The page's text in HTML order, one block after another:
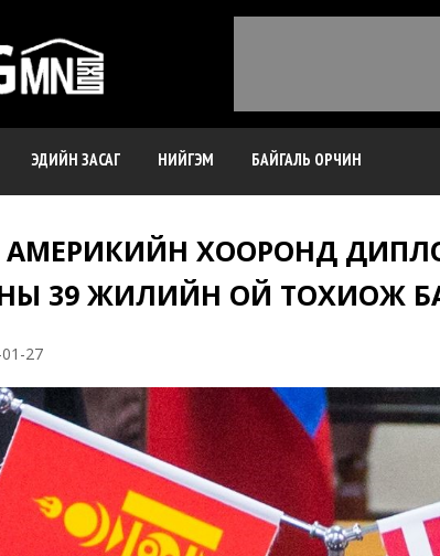
ЭДИЙН ЗАСАГ НИЙГЭМ БАЙГАЛЬ ОРЧИН
ХООРОНД
39 ЖИЛИЙН ОЙ ТОХИОЖ
27